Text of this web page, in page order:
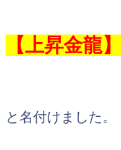
【上昇金龍】
と名付けました。